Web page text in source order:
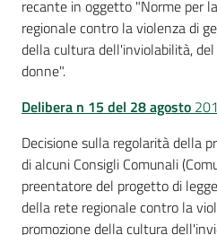
recante in oggetto "Norme per
regionale contro la violenza di
della cultura dell'inviolabilità,
donne".
Delibera n 15 del 28 agosto
Decisione sulla regolarità della
di alcuni Consigli Comunali
preentatore del progetto di
della rete regionale contro la
promozione della cultura